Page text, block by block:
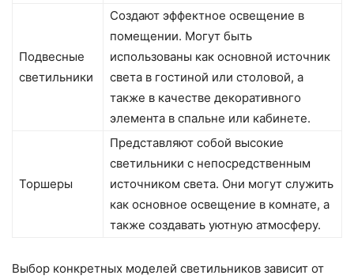
Подвесные
светильники
Создают эффектное освещение в
помещении. Могут быть
использованы как основной источник
света в гостиной или столовой, а
также в качестве декоративного
элемента в спальне или кабинете.
Торшеры
Представляют собой высокие
светильники с непосредственным
источником света. Они могут служить
как основное освещение в комнате, а
также создавать уютную атмосферу.
Выбор конкретных моделей светильников зависит от